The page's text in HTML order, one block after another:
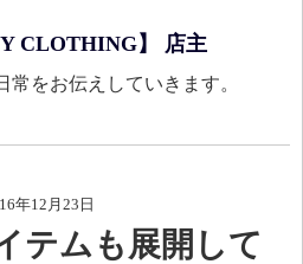
CLOTHING】 店主
常をお伝えしていきます。
年12月23日
テムも展開して